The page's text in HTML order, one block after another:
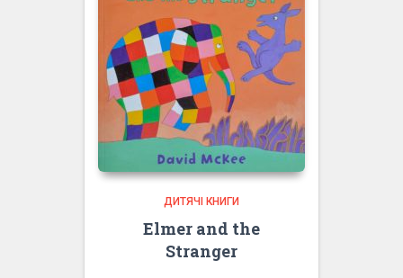
ДИТЯЧІ КНИГИ
Elmer and the
Stranger